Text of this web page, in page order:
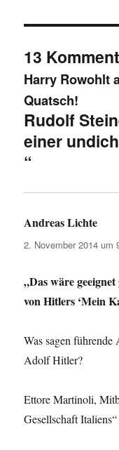
13
Harry Rowohlt
Quatsch!
Rudolf
einer
“
Andreas Lichte
2. November 2014 um
„Das wäre
von Hitlers ‘Mein
Was sagen
Adolf Hitler?
Ettore Martinoli,
Gesellschaft